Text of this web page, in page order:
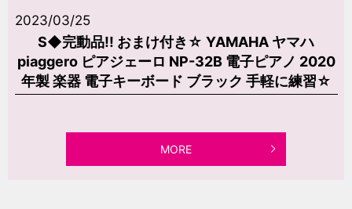
2023/03/25
S◆完動品!! おまけ付き☆ YAMAHA ヤマハ
piaggero ピアジェーロ NP-32B 電子ピアノ 2020
年製 楽器 電子キーボード ブラック 手軽に練習☆
MORE